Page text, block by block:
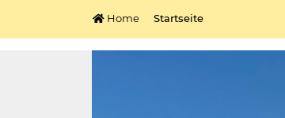
Home Startseite